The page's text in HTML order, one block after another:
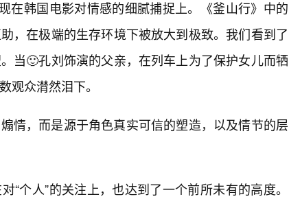
在韩国电影对情感的细腻捕捉上。《釜山行》中的
，在极端的生存环境下被放大到极致。我们看到了
当🙂孔刘饰演的父亲，在列车上为了保护女儿而牺
观众潸然泪下。
情，而是源于角色真实可信的塑造，以及情节的层
“个人”的关注上，也达到了一个前所未有的高度。